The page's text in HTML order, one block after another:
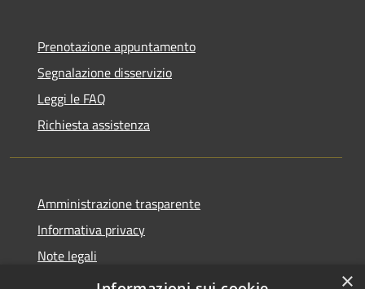
Prenotazione appuntamento
Segnalazione disservizio
Leggi le FAQ
Richiesta assistenza
Amministrazione trasparente
Informativa privacy
Note legali
Dichiarazione di accessibilità
×